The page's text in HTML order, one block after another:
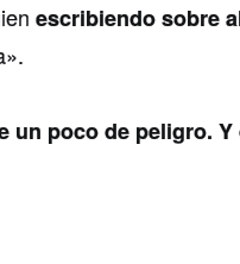
escribiendo sobre
un poco de peligro. Y